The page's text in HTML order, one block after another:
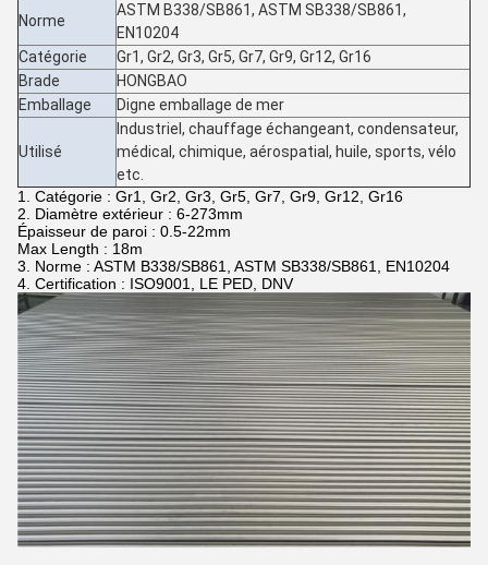
Norme
ASTM B338/SB861, ASTM SB338/SB861,
EN10204
Catégorie
Gr1, Gr2, Gr3, Gr5, Gr7, Gr9, Gr12, Gr16
Brade
HONGBAO
Emballage
Digne emballage de mer
Utilisé
Industriel, chauffage échangeant, condensateur,
médical, chimique, aérospatial, huile, sports, vélo
etc.
1. Catégorie : Gr1, Gr2, Gr3, Gr5, Gr7, Gr9, Gr12, Gr16
2. Diamètre extérieur : 6-273mm
Épaisseur de paroi : 0.5-22mm
Max Length : 18m
3. Norme : ASTM B338/SB861, ASTM SB338/SB861, EN10204
4. Certification : ISO9001, LE PED, DNV